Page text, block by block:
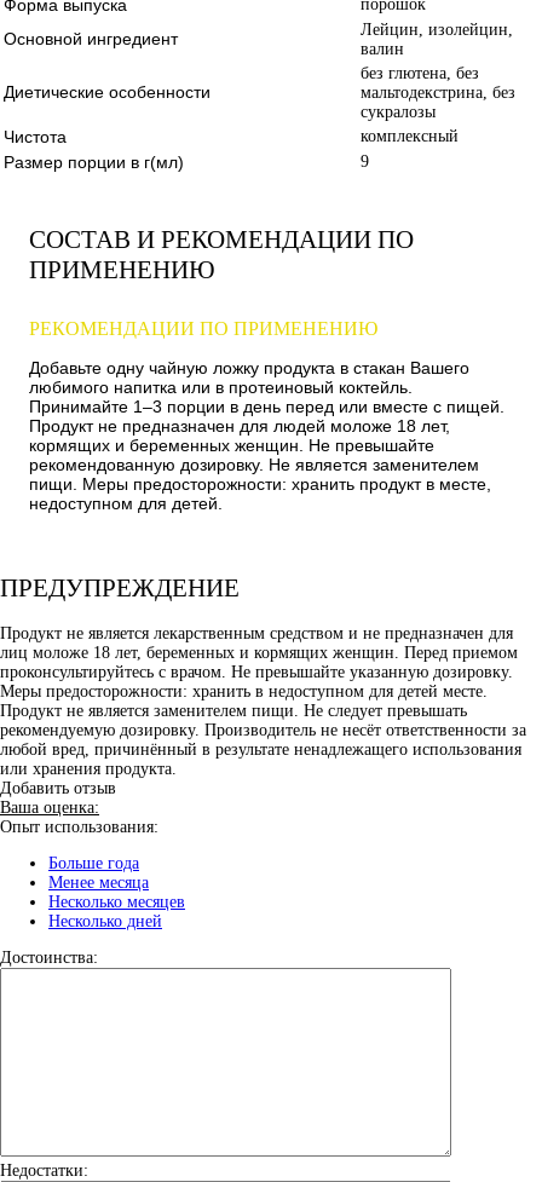
Форма выпуска порошок
Основной ингредиент
Лейцин, изолейцин,
валин
Диетические особенности
без глютена, без
мальтодекстрина, без
сукралозы
Чистота комплексный
Размер порции в г(мл) 9
СОСТАВ И РЕКОМЕНДАЦИИ ПО
ПРИМЕНЕНИЮ
РЕКОМЕНДАЦИИ ПО ПРИМЕНЕНИЮ
Добавьте одну чайную ложку продукта в стакан Вашего
любимого напитка или в протеиновый коктейль.
Принимайте 1–3 порции в день перед или вместе с пищей.
Продукт не предназначен для людей моложе 18 лет,
кормящих и беременных женщин. Не превышайте
рекомендованную дозировку. Не является заменителем
пищи. Меры предосторожности: хранить продукт в месте,
недоступном для детей.
ПРЕДУПРЕЖДЕНИЕ
Продукт не является лекарственным средством и не предназначен для
лиц моложе 18 лет, беременных и кормящих женщин. Перед приемом
проконсультируйтесь с врачом. Не превышайте указанную дозировку.
Меры предосторожности: хранить в недоступном для детей месте.
Продукт не является заменителем пищи. Не следует превышать
рекомендуемую дозировку. Производитель не несёт ответственности за
любой вред, причинённый в результате ненадлежащего использования
или хранения продукта.
Добавить отзыв
Ваша оценка:
Опыт использования:
Больше года
Менее месяца
Несколько месяцев
Несколько дней
Достоинства:
Недостатки: